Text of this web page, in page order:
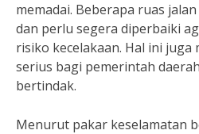
memadai. Beberapa ruas
dan perlu segera diperbaiki
risiko kecelakaan. Hal ini juga
serius bagi pemerintah
bertindak.
Menurut pakar keselamatan